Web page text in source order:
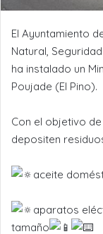
El Ayuntamiento
Natural,
ha instalado un
Poujade (El Pino).
Con el objetivo
depositen
aceite
aparatos
tamaño